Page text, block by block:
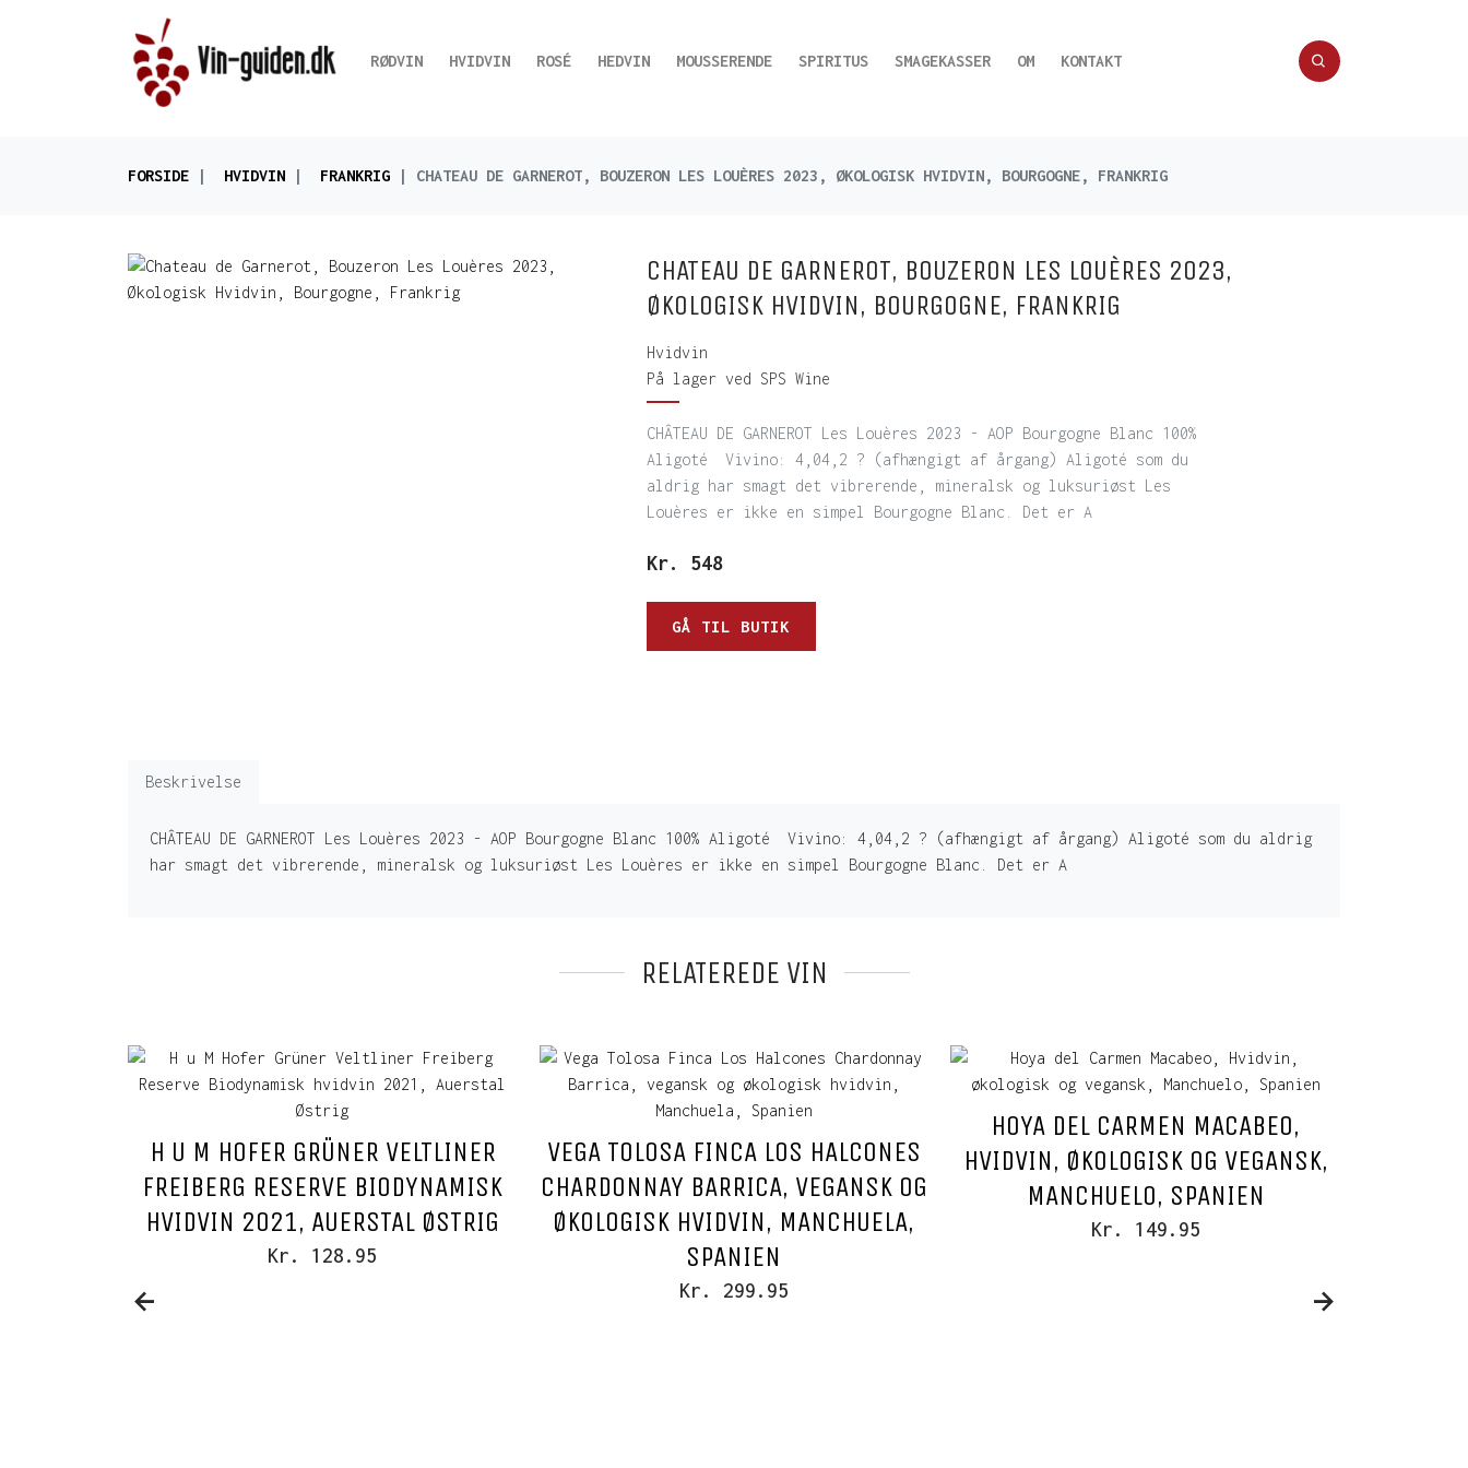
RØDVIN HVIDVIN ROSÉ HEDVIN MOUSSERENDE SPIRITUS SMAGEKASSER OM KONTAKT
FORSIDE HVIDVIN FRANKRIG CHATEAU DE GARNEROT, BOUZERON LES LOUÈRES 2023, ØKOLOGISK HVIDVIN, BOURGOGNE, FRANKRIG
CHATEAU DE GARNEROT, BOUZERON LES LOUÈRES 2023,
ØKOLOGISK HVIDVIN, BOURGOGNE, FRANKRIG
Hvidvin
På lager ved SPS Wine
CHÂTEAU DE GARNEROT Les Louères 2023 - AOP Bourgogne Blanc 100%
Aligoté Vivino: 4,04,2 ? (afhængigt af årgang) Aligoté som du
aldrig har smagt det vibrerende, mineralsk og luksuriøst Les
Louères er ikke en simpel Bourgogne Blanc. Det er A
Kr. 548
GÅ TIL BUTIK
Beskrivelse
CHÂTEAU DE GARNEROT Les Louères 2023 - AOP Bourgogne Blanc 100% Aligoté Vivino: 4,04,2 ? (afhængigt af årgang) Aligoté som du aldrig
har smagt det vibrerende, mineralsk og luksuriøst Les Louères er ikke en simpel Bourgogne Blanc. Det er A
RELATEREDE VIN
H U M HOFER GRÜNER VELTLINER
FREIBERG RESERVE BIODYNAMISK
HVIDVIN 2021, AUERSTAL ØSTRIG
Kr. 128.95
VEGA TOLOSA FINCA LOS HALCONES
CHARDONNAY BARRICA, VEGANSK OG
ØKOLOGISK HVIDVIN, MANCHUELA,
SPANIEN
Kr. 299.95
HOYA DEL CARMEN MACABEO,
HVIDVIN, ØKOLOGISK OG VEGANSK,
MANCHUELO, SPANIEN
Kr. 149.95